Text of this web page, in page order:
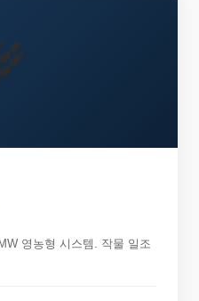
영농형 시스템. 작물 일조